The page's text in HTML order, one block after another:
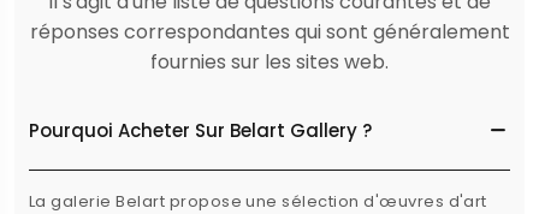
réponses correspondantes qui sont généralement
fournies sur les sites web.
Pourquoi Acheter Sur Belart Gallery ?
La galerie Belart propose une sélection d'œuvres d'art